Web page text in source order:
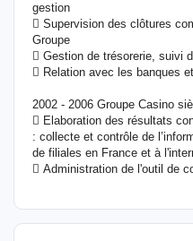
gestion
 Supervision des clôtures
Groupe
 Gestion de trésorerie, suivi
 Relation avec les banques
2002 - 2006 Groupe Casino
 Elaboration des résultats
: collecte et contrôle de
de filiales en France et à
 Administration de l'outil de